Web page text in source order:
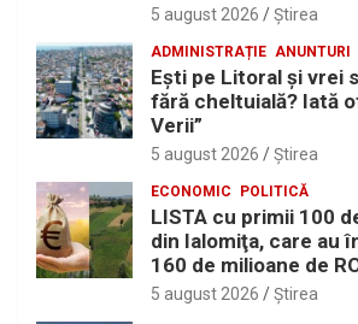
5 august 2026 Ştirea
ADMINISTRAȚIE ANUNTURI
Eşti pe Litoral şi vrei
fără cheltuială? Iată
Verii”
5 august 2026 Ştirea
ECONOMIC POLITICĂ
LISTA cu primii 100
din Ialomiţa, care au
160 de milioane de
5 august 2026 Ştirea